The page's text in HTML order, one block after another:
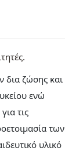
δια ζώσης και
ενώ
τις
των
υλικό